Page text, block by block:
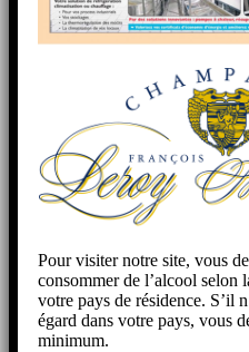
Pour visiter notre site, vous
consommer de l’alcool selon
votre pays de résidence. S’il
égard dans votre pays, vous
minimum.